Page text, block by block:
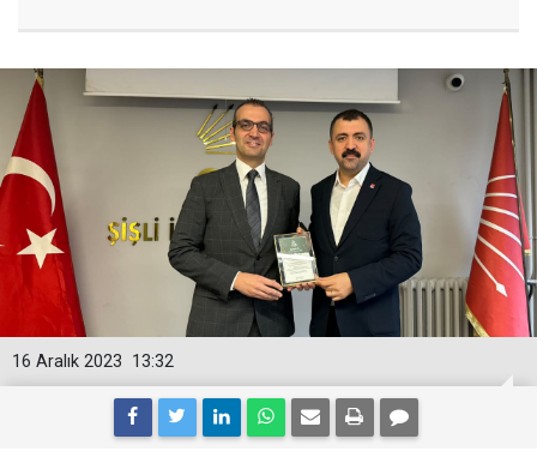
13:32
16 Aralık 2023